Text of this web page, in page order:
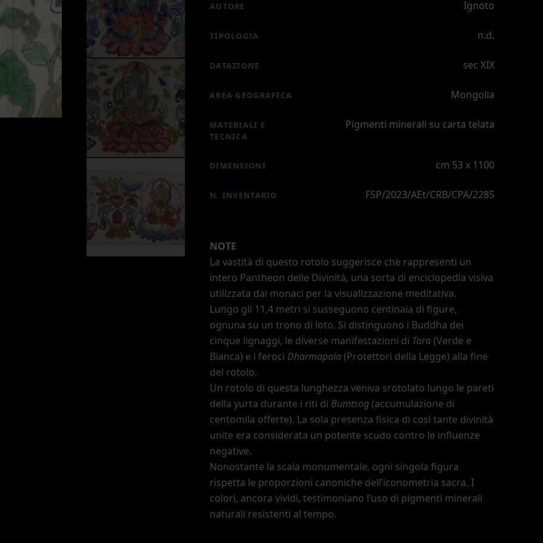
AUTORE Ignoto
TIPOLOGIA n.d.
DATAZIONE sec XIX
AREA GEOGRAFICA Mongolia
MATERIALI E
TECNICA
Pigmenti minerali su carta telata
DIMENSIONI cm 53 x 1100
N. INVENTARIO FSP/2023/AEt/CRB/CPA/2285
NOTE
La vastità di questo rotolo suggerisce che rappresenti un
intero Pantheon delle Divinità, una sorta di enciclopedia visiva
utilizzata dai monaci per la visualizzazione meditativa.
Lungo gli 11,4 metri si susseguono centinaia di figure,
ognuna su un trono di loto. Si distinguono i Buddha dei
cinque lignaggi, le diverse manifestazioni di Tara (Verde e
Bianca) e i feroci Dharmapala (Protettori della Legge) alla fine
del rotolo.
Un rotolo di questa lunghezza veniva srotolato lungo le pareti
della yurta durante i riti di Bumtsog (accumulazione di
centomila offerte). La sola presenza fisica di così tante divinità
unite era considerata un potente scudo contro le influenze
negative.
Nonostante la scala monumentale, ogni singola figura
rispetta le proporzioni canoniche dell’iconometria sacra. I
colori, ancora vividi, testimoniano l’uso di pigmenti minerali
naturali resistenti al tempo.